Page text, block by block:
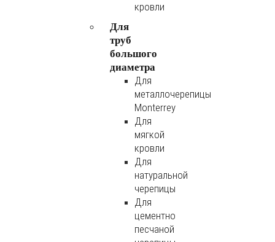
кровли
Для
труб
большого
диаметра
Для
металлочерепицы
Monterrey
Для
мягкой
кровли
Для
натуральной
черепицы
Для
цементно
песчаной